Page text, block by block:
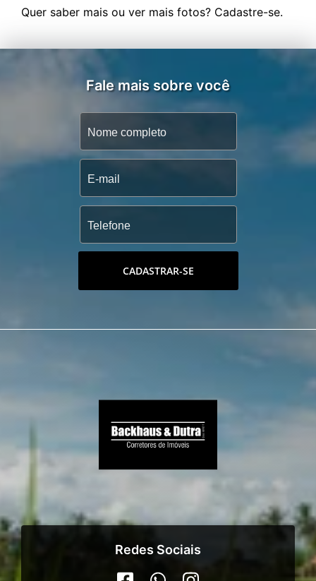
Fale mais sobre você
CADASTRAR-SE
Redes Sociais